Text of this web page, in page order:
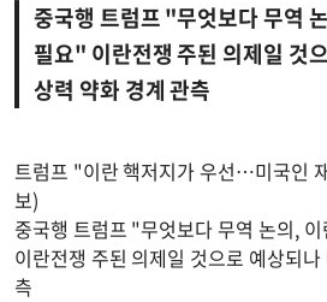
중국행 트럼프 "무엇보다 무역
필요" 이란전쟁 주된 의제일 것
상력 약화 경계 관측
트럼프 "이란 핵저지가 우선…미국인
보)
중국행 트럼프 "무엇보다 무역 논의,
이란전쟁 주된 의제일 것으로 예상되
측